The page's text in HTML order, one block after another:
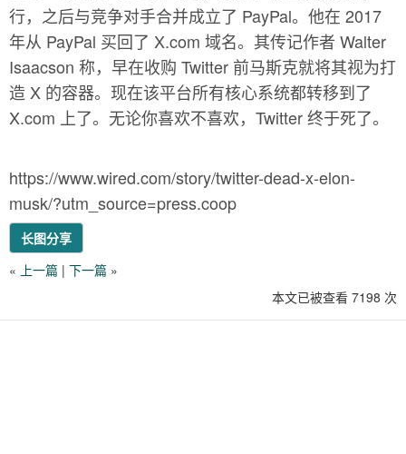
行，之后与竞争对手合并成立了 PayPal。他在 2017
年从 PayPal 买回了 X.com 域名。其传记作者 Walter
Isaacson 称，早在收购 Twitter 前马斯克就将其视为打
造 X 的容器。现在该平台所有核心系统都转移到了
X.com 上了。无论你喜欢不喜欢，Twitter 终于死了。
https://www.wired.com/story/twitter-dead-x-elon-
musk/?utm_source=press.coop
长图分享
« 上一篇 | 下一篇 »
本文已被查看 7198 次